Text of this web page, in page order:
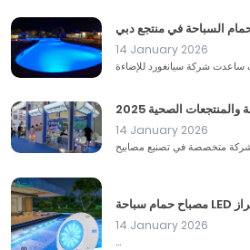
السباحة في منتجع دبي
14 January 2026
الصحية 2025
14 January 2026
14 January 2026
...